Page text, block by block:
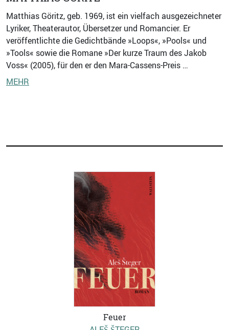
Matthias Göritz, geb. 1969, ist ein vielfach ausgezeichneter
Lyriker, Theaterautor, Übersetzer und Romancier. Er
veröffentlichte die Gedichtbände »Loops«, »Pools« und
»Tools« sowie die Romane »Der kurze Traum des Jakob
Voss« (2005), für den er den Mara-Cassens-Preis …
MEHR
Feuer